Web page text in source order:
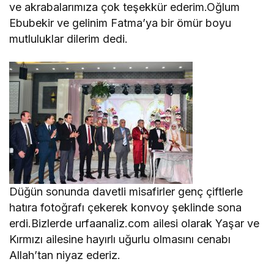
ve akrabalarımıza çok teşekkür ederim.Oğlum
Ebubekir ve gelinim Fatma’ya bir ömür boyu
mutluluklar dilerim dedi.
Düğün sonunda davetli misafirler genç çiftlerle
hatıra fotoğrafı çekerek konvoy şeklinde sona
erdi.Bizlerde urfaanaliz.com ailesi olarak Yaşar ve
Kırmızı ailesine hayırlı uğurlu olmasını cenabı
Allah’tan niyaz ederiz.